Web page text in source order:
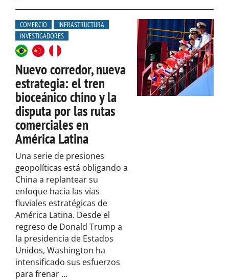
COMERCIO
INFRASTRUCTURA
INVESTIGADORES
Nuevo corredor, nueva
estrategia: el tren
bioceánico chino y la
disputa por las rutas
comerciales en
América Latina
Una serie de presiones
geopolíticas está obligando a
China a replantear su
enfoque hacia las vías
fluviales estratégicas de
América Latina. Desde el
regreso de Donald Trump a
la presidencia de Estados
Unidos, Washington ha
intensificado sus esfuerzos
para frenar ...